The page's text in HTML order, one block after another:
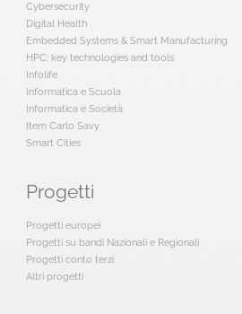
Cybersecurity
Digital Health
Embedded Systems & Smart Manufacturing
HPC: key technologies and tools
Infolife
Informatica e Scuola
Informatica e Società
Item Carlo Savy
Smart Cities
Progetti
Progetti europei
Progetti su bandi Nazionali e Regionali
Progetti conto terzi
Altri progetti